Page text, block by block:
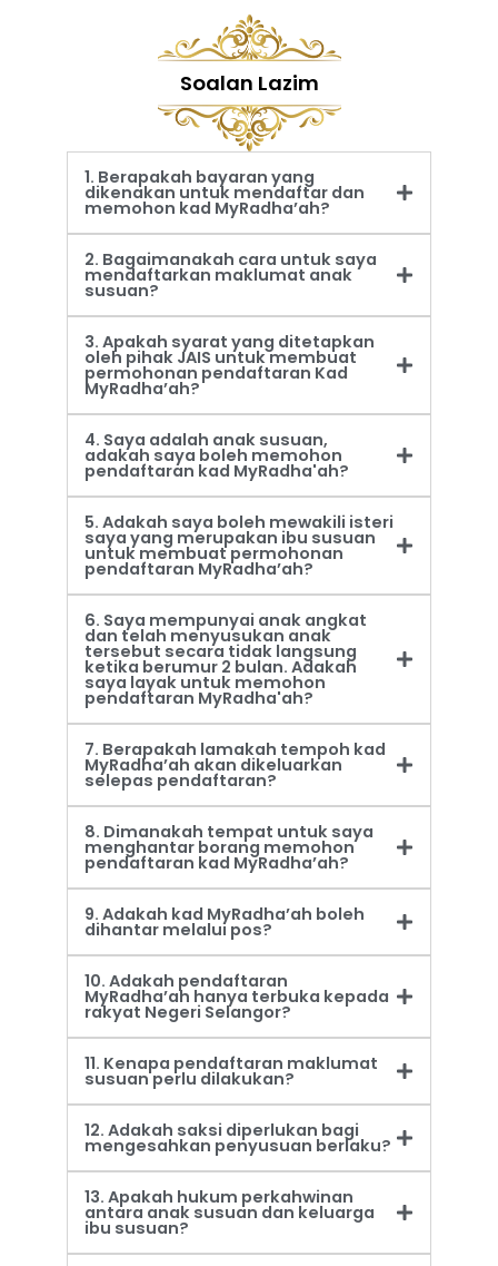
Soalan Lazim
1. Berapakah bayaran yang
dikenakan untuk mendaftar dan
memohon kad MyRadha’ah?
2. Bagaimanakah cara untuk saya
mendaftarkan maklumat anak
susuan?
3. Apakah syarat yang ditetapkan
oleh pihak JAIS untuk membuat
permohonan pendaftaran Kad
MyRadha’ah?
4. Saya adalah anak susuan,
adakah saya boleh memohon
pendaftaran kad MyRadha'ah?
5. Adakah saya boleh mewakili isteri
saya yang merupakan ibu susuan
untuk membuat permohonan
pendaftaran MyRadha’ah?
6. Saya mempunyai anak angkat
dan telah menyusukan anak
tersebut secara tidak langsung
ketika berumur 2 bulan. Adakah
saya layak untuk memohon
pendaftaran MyRadha'ah?
7. Berapakah lamakah tempoh kad
MyRadha’ah akan dikeluarkan
selepas pendaftaran?
8. Dimanakah tempat untuk saya
menghantar borang memohon
pendaftaran kad MyRadha’ah?
9. Adakah kad MyRadha’ah boleh
dihantar melalui pos?
10. Adakah pendaftaran
MyRadha’ah hanya terbuka kepada
rakyat Negeri Selangor?
11. Kenapa pendaftaran maklumat
susuan perlu dilakukan?
12. Adakah saksi diperlukan bagi
mengesahkan penyusuan berlaku?
13. Apakah hukum perkahwinan
antara anak susuan dan keluarga
ibu susuan?